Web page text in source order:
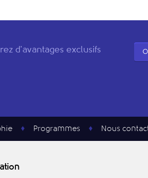
d'avantages exclusifs
Programmes Nous